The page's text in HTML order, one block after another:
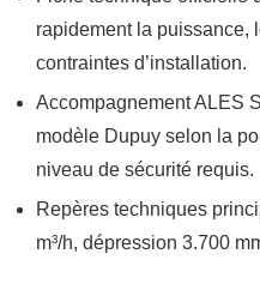
rapidement la puissance,
contraintes d’installation.
Accompagnement ALES
modèle Dupuy selon la
niveau de sécurité requis.
Repères techniques
m³/h, dépression 3.700